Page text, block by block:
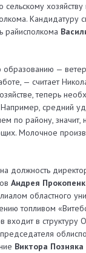
сельскому
Кандидатуру
райисполкома
образованию —
— считает
теперь
средний
по району, значит,
Молочное
должность
Андрея
областного
топливом
входит в структуру
Виктора Позняка